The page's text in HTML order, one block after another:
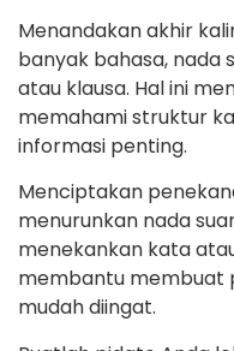
Menandakan akhir
banyak bahasa, nada
atau klausa. Hal ini
memahami struktur
informasi penting.
Menciptakan
menurunkan nada
menekankan kata
membantu membuat
mudah diingat.